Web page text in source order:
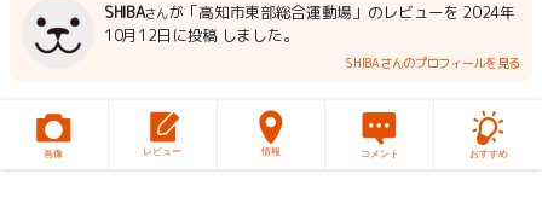
SHIBAさんが「高知市東部総合運動場」のレビューを 2024年
10月12日に投稿 しました。
SHIBAさんのプロフィールを見る
画像 レビュー 情報 コメント おすすめ